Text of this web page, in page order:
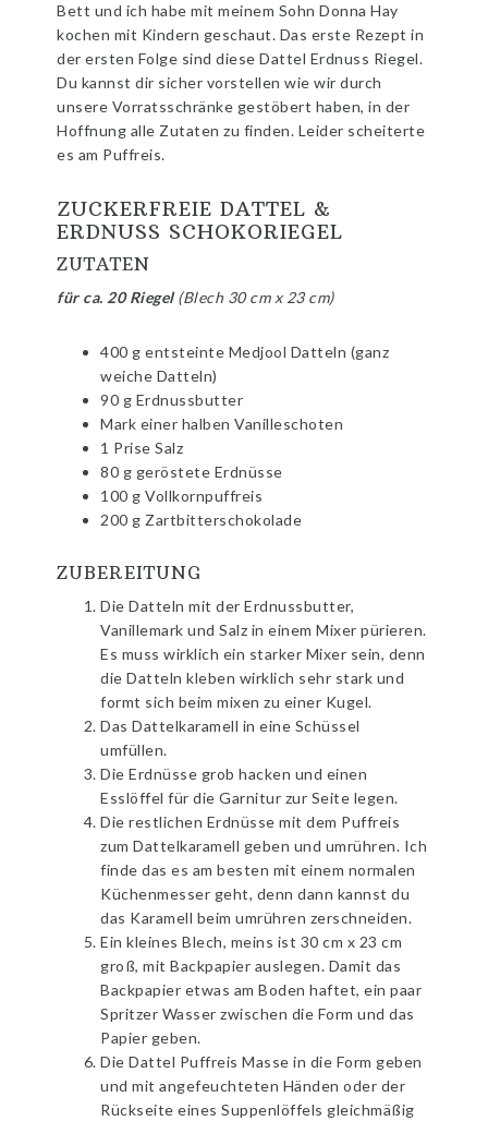
Bett und ich habe mit meinem Sohn Donna Hay
kochen mit Kindern geschaut. Das erste Rezept in
der ersten Folge sind diese Dattel Erdnuss Riegel.
Du kannst dir sicher vorstellen wie wir durch
unsere Vorratsschränke gestöbert haben, in der
Hoffnung alle Zutaten zu finden. Leider scheiterte
es am Puffreis.
ZUCKERFREIE DATTEL &
ERDNUSS SCHOKORIEGEL
ZUTATEN
für ca. 20 Riegel (Blech 30 cm x 23 cm)
400 g entsteinte Medjool Datteln (ganz
weiche Datteln)
90 g Erdnussbutter
Mark einer halben Vanilleschoten
1 Prise Salz
80 g geröstete Erdnüsse
100 g Vollkornpuffreis
200 g Zartbitterschokolade
ZUBEREITUNG
Die Datteln mit der Erdnussbutter,
Vanillemark und Salz in einem Mixer pürieren.
Es muss wirklich ein starker Mixer sein, denn
die Datteln kleben wirklich sehr stark und
formt sich beim mixen zu einer Kugel.
Das Dattelkaramell in eine Schüssel
umfüllen.
Die Erdnüsse grob hacken und einen
Esslöffel für die Garnitur zur Seite legen.
Die restlichen Erdnüsse mit dem Puffreis
zum Dattelkaramell geben und umrühren. Ich
finde das es am besten mit einem normalen
Küchenmesser geht, denn dann kannst du
das Karamell beim umrühren zerschneiden.
Ein kleines Blech, meins ist 30 cm x 23 cm
groß, mit Backpapier auslegen. Damit das
Backpapier etwas am Boden haftet, ein paar
Spritzer Wasser zwischen die Form und das
Papier geben.
Die Dattel Puffreis Masse in die Form geben
und mit angefeuchteten Händen oder der
Rückseite eines Suppenlöffels gleichmäßig